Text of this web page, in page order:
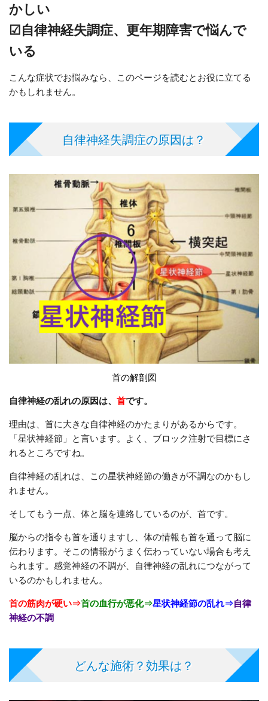
かしい
☑自律神経失調症、更年期障害で悩んで
いる
こんな症状でお悩みなら、このページを読むとお役に立てる
かもしれません。
自律神経失調症の原因は？
首の解剖図
自律神経の乱れの原因は、 首です。
理由は、首に大きな自律神経のかたまりがあるからです。
「星状神経節」と言います。よく、ブロック注射で目標にさ
れるところですね。
自律神経の乱れは、この星状神経節の働きが不調なのかもし
れません。
そしてもう一点、体と脳を連絡しているのが、首です。
脳からの指令も首を通りますし、体の情報も首を通って脳に
伝わります。そこの情報がうまく伝わっていない場合も考え
られます。感覚神経の不調が、自律神経の乱れにつながって
いるのかもしれません。
首の筋肉が硬い⇒首の血行が悪化⇒星状神経節の乱れ⇒自律
神経の不調
どんな施術？効果は？